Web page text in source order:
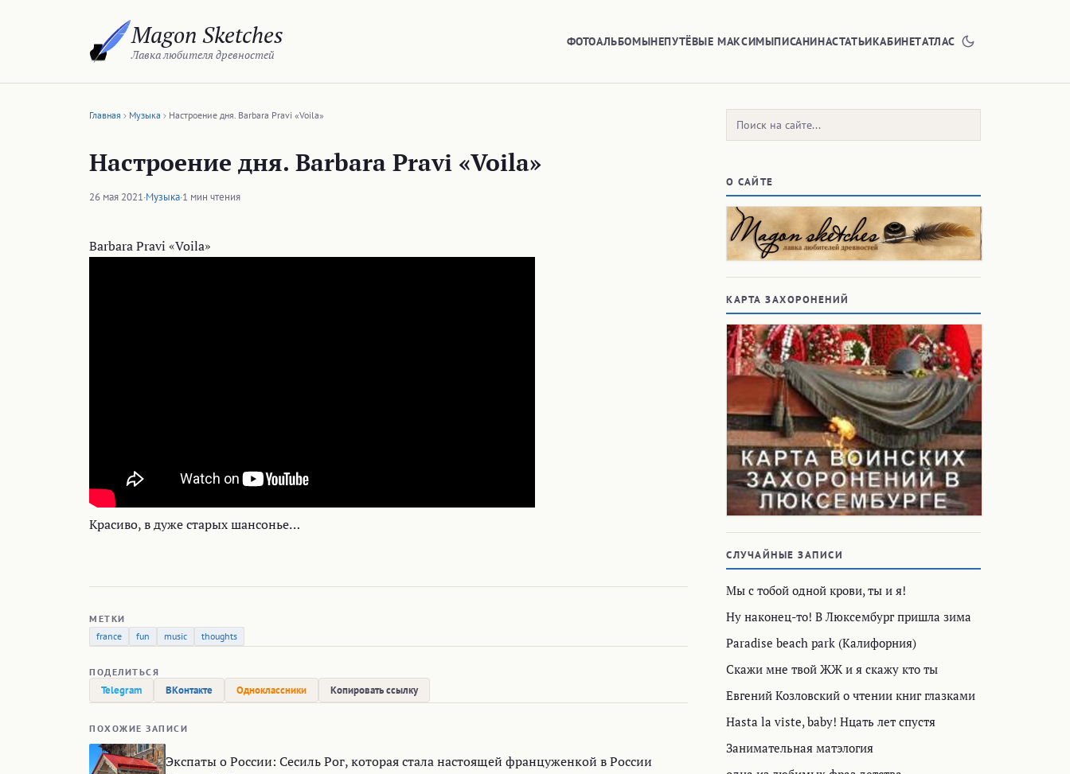
Magon Sketches
Лавка любителя древностей
ФОТОАЛЬБОМЫНЕПУТЁВЫЕ МАКСИМЫПИСАНИНАСТАТЬИКАБИНЕТАТЛАС
Главная Музыка Настроение дня. Barbara Pravi «Voila»
Настроение дня. Barbara Pravi «Voila»
26 мая 2021·Музыка·1 мин чтения
Barbara Pravi «Voila»
Красиво, в дуже старых шансонье…
МЕТКИ
france
fun music thoughts
ПОДЕЛИТЬСЯ
Telegram ВКонтакте Одноклассники Копировать ссылку
ПОХОЖИЕ ЗАПИСИ
Экспаты о России: Сесиль Рог, которая стала настоящей француженкой в России
Поиск:
О САЙТЕ
КАРТА ЗАХОРОНЕНИЙ
СЛУЧАЙНЫЕ ЗАПИСИ
Мы с тобой одной крови, ты и я!
Ну наконец-то! В Люксембург пришла зима
Paradise beach park (Калифорния)
Скажи мне твой ЖЖ и я скажу кто ты
Евгений Козловский о чтении книг глазками
Hasta la viste, baby! Нцать лет спустя
Занимательная матэлогия